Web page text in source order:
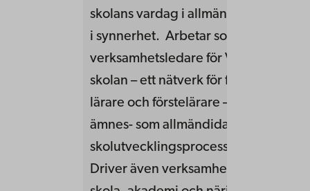
skolans vardag i allmänhet och
i synnerhet. Arbetar som
verksamhetsledare för VIS,
skolan – ett nätverk för
lärare och förstelärare – vilket
ämnes- som allmändidaktik samt
skolutvecklingsprocesser i
Driver även verksamhet som knyter